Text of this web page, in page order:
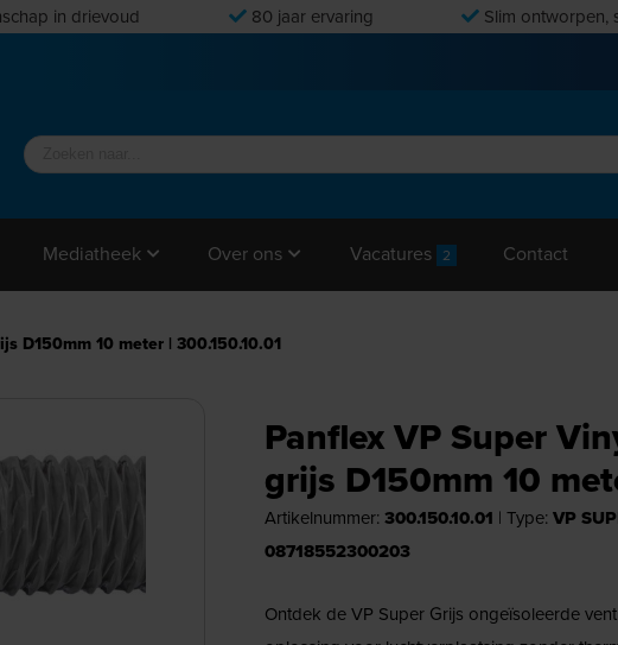
in drievoud 80 jaar ervaring Slim ontworpen,
Mediatheek Over ons Vacatures 2 Contact
D150mm 10 meter | 300.150.10.01
Panflex VP Super
grijs D150mm 10
Artikelnummer: 300.150.10.01 | Type: VP
08718552300203
Ontdek de VP Super Grijs ongeïsoleerde